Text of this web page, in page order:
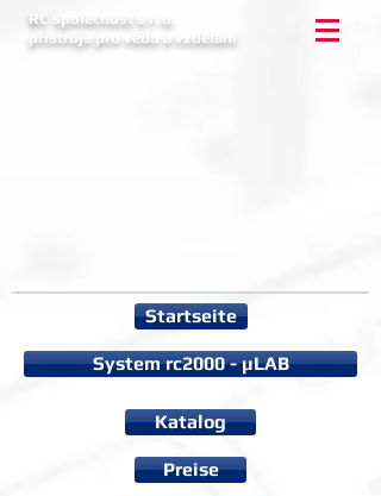
RC společnost s r. o.
přístroje pro vědu a vzdělání
Startseite
System rc2000 - µLAB
Katalog
Preise